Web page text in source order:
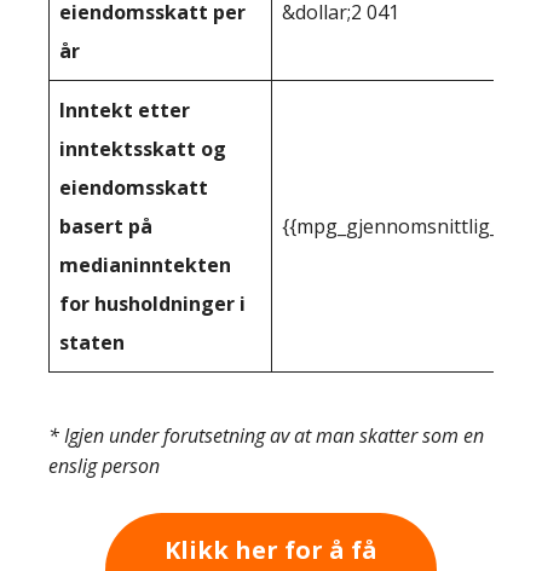
eiendomsskatt per
år
&dollar;2 041
Inntekt etter
inntektsskatt og
eiendomsskatt
basert på
medianinntekten
for husholdninger i
staten
* Igjen under forutsetning av at man skatter som en
enslig person
Klikk her for å få